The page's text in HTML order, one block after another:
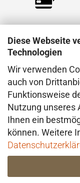
Diese Webseite
Technologien
Wir verwenden
auch von
Funktionsweise
Nutzung unseres
Ihnen ein
können. Weitere
VERSAND
Der Versand
Konstanz
DHL. Bei
insbesondere
die
Versand ggf.